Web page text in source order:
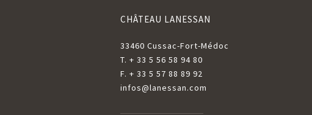
CHÂTEAU LANESSAN
33460 Cussac-Fort-Médoc
T. + 33 5 56 58 94 80
F. + 33 5 57 88 89 92
infos@lanessan.com